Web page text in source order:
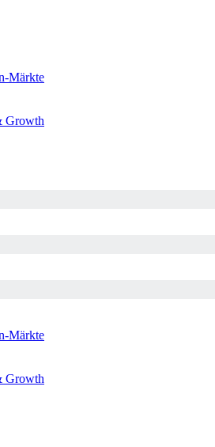
Märkte
Growth
Märkte
Growth